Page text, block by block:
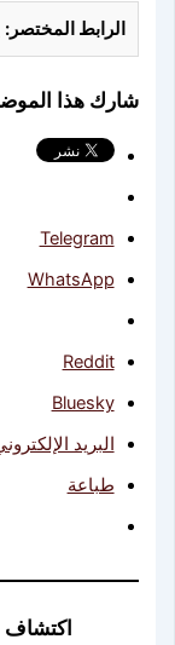
الرابط المختصر:
شارك هذا
Telegram
WhatsApp
Reddit
Bluesky
البريد
طباعة
اكتشاف